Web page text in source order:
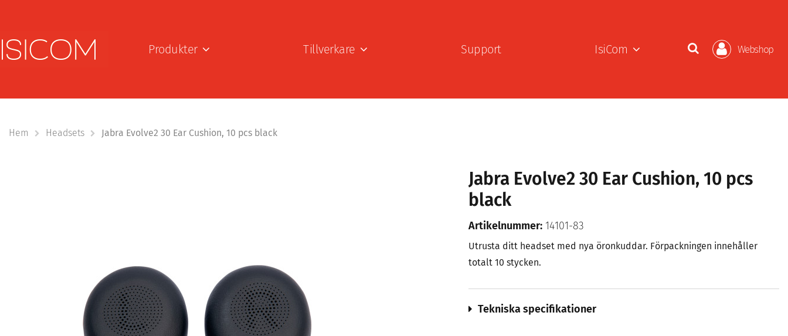
Produkter Tillverkare Support IsiCom Webshop
Hem Headsets Jabra Evolve2 30 Ear Cushion, 10 pcs black
Jabra Evolve2 30 Ear Cushion, 10 pcs
black
Artikelnummer: 14101-83
Utrusta ditt headset med nya öronkuddar. Förpackningen innehåller
totalt 10 stycken.
Tekniska specifikationer